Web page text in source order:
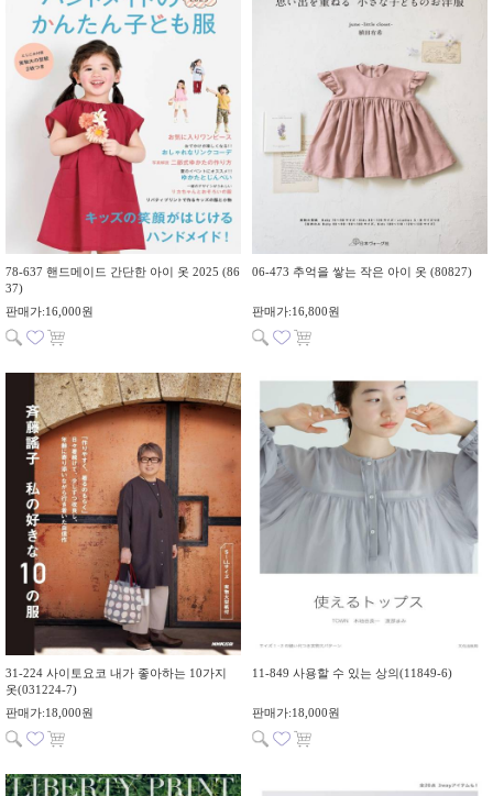
78-637 핸드메이드 간단한 아이 옷 2025 (86
37)
판매가:16,000원
06-473 추억을 쌓는 작은 아이 옷 (80827)
판매가:16,800원
31-224 사이토요코 내가 좋아하는 10가지
옷(031224-7)
판매가:18,000원
11-849 사용할 수 있는 상의(11849-6)
판매가:18,000원